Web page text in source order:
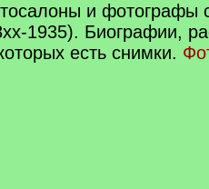
и фотографы
1935). Биографии,
есть снимки.